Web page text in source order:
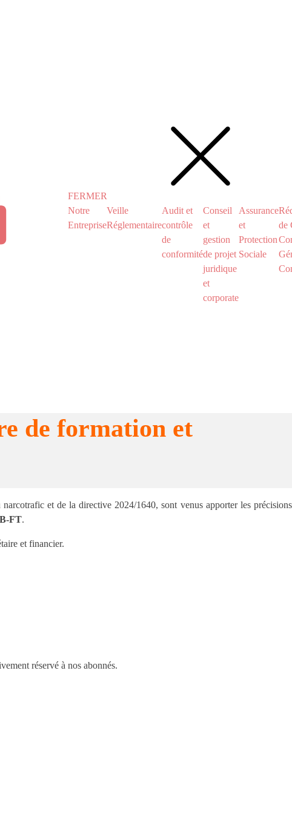
FERMER
Notre
Entreprise
Veille
Réglementaire
Audit et
contrôle
de
conformité
Conseil
et
gestion
de projet
juridique
et
corporate
Assurance
et
Protection
Sociale
de
de formation et
et de la directive 2024/1640, sont venus apporter les précisions
FT.
et financier.
réservé à nos abonnés.